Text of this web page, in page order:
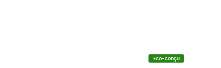
Eco-conçu